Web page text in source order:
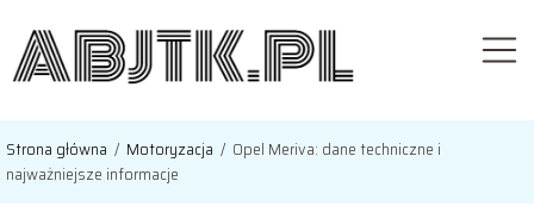
Strona główna / Motoryzacja / Opel Meriva: dane techniczne i
najważniejsze informacje